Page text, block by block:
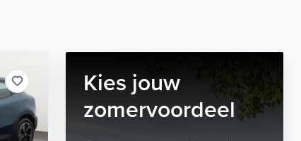
Kies jouw
zomervoordeel